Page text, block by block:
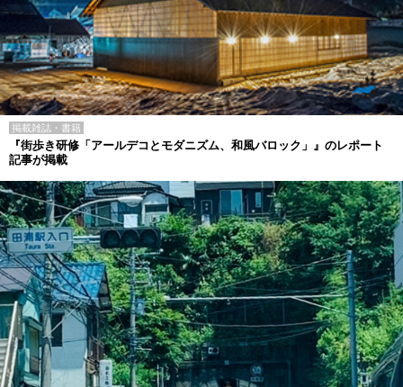
掲載雑誌・書籍
『街歩き研修「アールデコとモダニズム、和風バロック」』のレポート
記事が掲載